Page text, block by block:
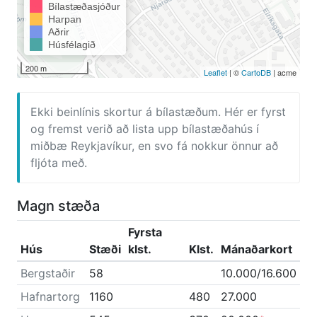
Bílastæðasjóður
Harpan
Aðrir
Húsfélagið
200 m Leaflet | ©CartoDB | acme
Ekki beinlínis skortur á bílastæðum. Hér er fyrst
og fremst verið að lista upp bílastæðahús í
miðbæ Reykjavíkur, en svo fá nokkur önnur að
fljóta með.
Magn stæða
Hús Stæði
Fyrsta
klst.
Klst. Mánaðarkort
Bergstaðir
58
10.000/16.600
Hafnartorg
1160 480
27.000